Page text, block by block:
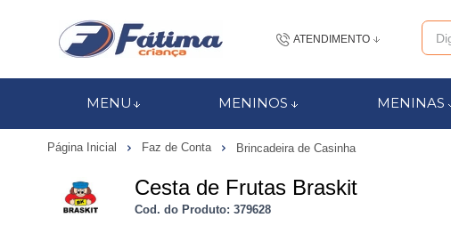
ATENDIMENTO
MENU MENINOS MENINAS
Página Inicial Faz de Conta Brincadeira de Casinha
Cesta de Frutas Braskit
Cod. do Produto: 379628